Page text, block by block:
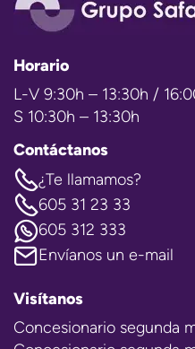
Horario
L-V 9:30h – 13:30h /
S 10:30h – 13:30h
Contáctanos
¿Te llamamos?
605 31 23 33
605 312 333
Envíanos un e-mail
Visítanos
Concesionario segunda